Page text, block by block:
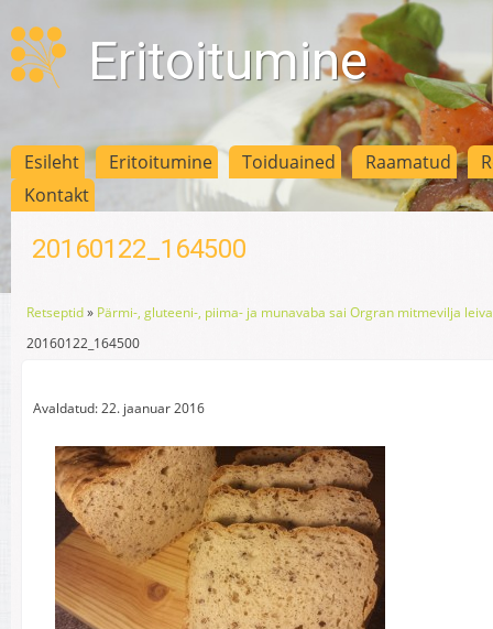
Eritoitumine
Esileht Eritoitumine Toiduained Raamatud
Kontakt
20160122_164500
Retseptid» Pärmi-, gluteeni-, piima- ja munavaba sai Orgran mitmevilja
20160122_164500
Avaldatud: 22. jaanuar 2016